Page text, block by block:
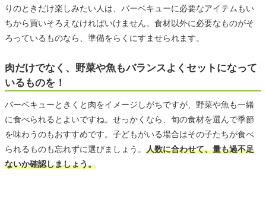
りのときだけ楽しみたい人は、バーベキューに必要なアイテムもい
ちから買いそろえなければいけません。食材以外に必要なものがそ
ろっているものなら、準備をらくにすませられます。
肉だけでなく、野菜や魚もバランスよくセットになって
いるものを！
バーベキューときくと肉をイメージしがちですが、野菜や魚も一緒
に食べられるとよいですね。せっかくなら、旬の食材を選んで季節
を味わうのもおすすめです。子どもがいる場合はその子たちが食べ
られるものも忘れずに選びましょう。 人数に合わせて、量も過不足
ないか確認しましょう。